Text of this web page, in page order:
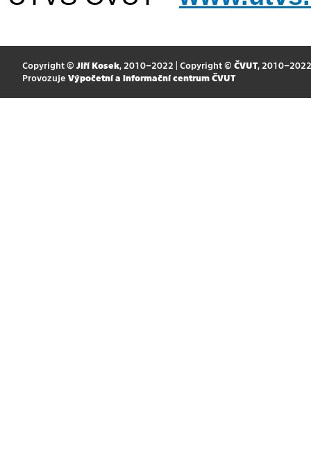
Copyright © Jiří Kosek, 2010–2022 | Copyright © ČVUT, 2010–2022
Provozuje Výpočetní a informační centrum ČVUT